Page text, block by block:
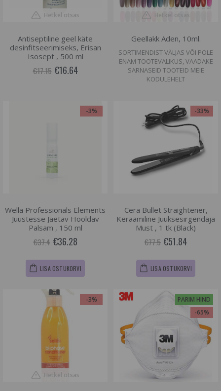
Hetkel otsas
Antiseptiline geel käte
desinfitseerimiseks, Erisan
Isosept , 500 ml
€17.15 €16.64
Hetkel otsas
Geellakk Aden, 10ml.
SORTIMENDIST VÄLJAS VÕI POLE
ENAM TOOTEVALIKUS, VAADAKE
SARNASEID TOOTEID MEIE
KODULEHELT
-3%
Wella Professionals Elements
Juustesse Jäetav Hooldav
Palsam , 150 ml
€37.4 €36.28
LISA OSTUKORVI
-33%
Cera Bullet Straightener,
Keraamiline Juuksesirgendaja
Must , 1 tk (Black)
€77.5 €51.84
LISA OSTUKORVI
-3%
Hetkel otsas
PARIM HIND
-65%